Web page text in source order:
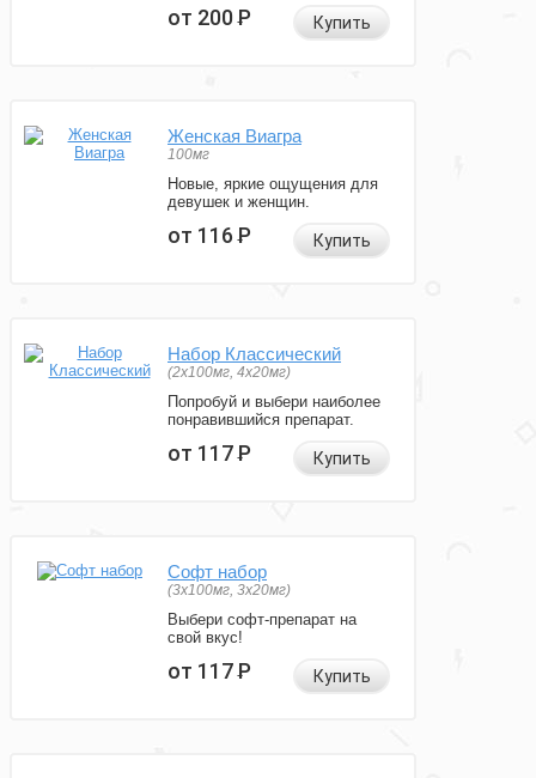
от 200Р Купить
Женская Виагра
100мг
Новые, яркие ощущения для
девушек и женщин.
от 116Р Купить
Набор Классический
(2x100мг, 4x20мг)
Попробуй и выбери наиболее
понравившийся препарат.
от 117Р Купить
Софт набор
(3x100мг, 3x20мг)
Выбери софт-препарат на
свой вкус!
от 117Р Купить